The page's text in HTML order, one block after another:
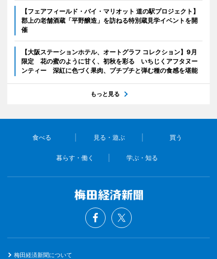
【フェアフィールド・バイ・マリオット 道の駅プロジェクト】
郡上の老舗酒蔵「平野醸造」を訪ねる特別蔵見学イベントを開
催
【大阪ステーションホテル、オートグラフ コレクション】9月
限定 花の蜜のように甘く、初秋を彩る いちじくアフタヌー
ンティー 深紅に色づく果肉、プチプチと弾む種の食感を堪能
もっと見る
食べる 見る・遊ぶ 買う
暮らす・働く 学ぶ・知る
梅田経済新聞について